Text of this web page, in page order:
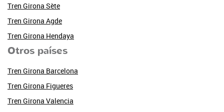
Tren Girona Sète
Tren Girona Agde
Tren Girona Hendaya
Otros países
Tren Girona Barcelona
Tren Girona Figueres
Tren Girona Valencia